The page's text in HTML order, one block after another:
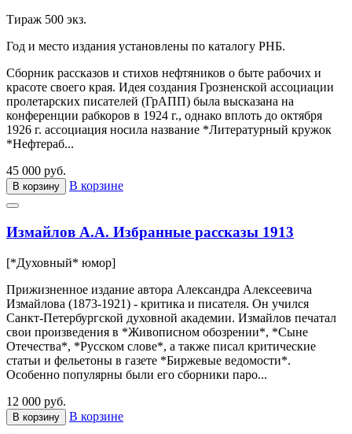
Тираж 500 экз.
Год и место издания установлены по каталогу РНБ.
Сборник рассказов и стихов нефтяников о быте рабочих и
красоте своего края. Идея создания Грозненской ассоциации
пролетарских писателей (ГрАПП) была высказана на
конференции рабкоров в 1924 г., однако вплоть до октября
1926 г. ассоциация носила название *Литературный кружок
*Нефтераб...
45 000 руб.
В корзину В корзине
Измайлов А.А. Избранные рассказы 1913
[*Духовный* юмор]
Прижизненное издание автора Александра Алексеевича
Измайлова (1873-1921) - критика и писателя. Он учился
Санкт-Петербургской духовной академии. Измайлов печатал
свои произведения в *Живописном обозрении*, *Сыне
Отечества*, *Русском слове*, а также писал критические
статьи и фельетоны в газете *Биржевые ведомости*.
Особенно популярны были его сборники паро...
12 000 руб.
В корзину В корзине